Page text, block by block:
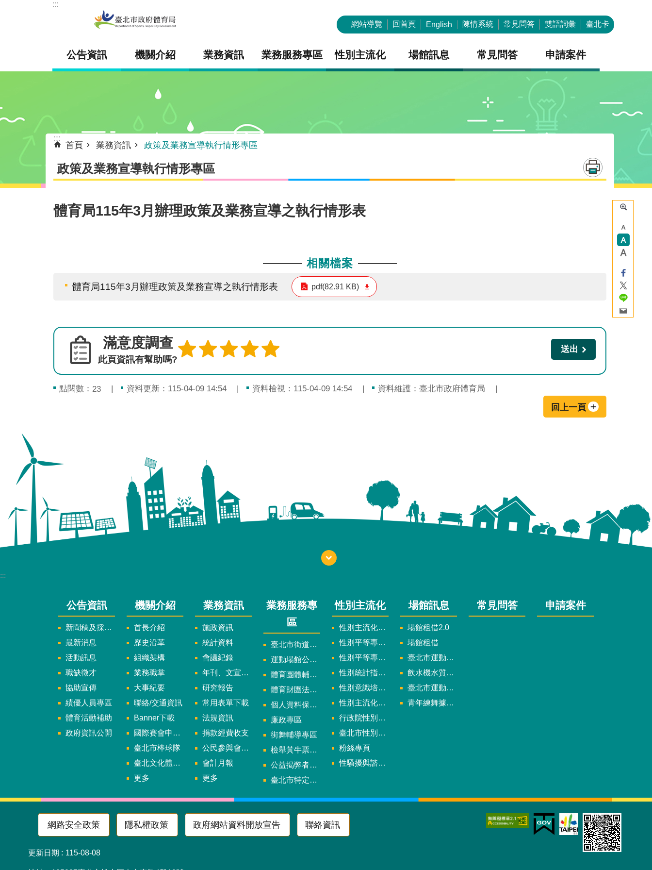
跳到主要內容區塊
:::
網站導覽 回首頁 English 陳情系統 常見問答 雙語詞彙 臺北卡
公告資訊 機關介紹 業務資訊 業務服務專區 性別主流化 場館訊息 常見問答 申請案件
:::
首頁 業務資訊 政策及業務宣導執行情形專區
政策及業務宣導執行情形專區
體育局115年3月辦理政策及業務宣導之執行情形表
相關檔案
體育局115年3月辦理政策及業務宣導之執行情形表 pdf(82.91 KB)
滿意度調查
此頁資訊有幫助嗎?
點閱數： 23 資料更新：115-04-09 14:54 資料檢視：115-04-09 14:54 資料維護：臺北市政府體育局
回上一頁
:::
公告資訊
新聞稿及採訪通知
最新消息
活動訊息
職缺徵才
協助宣傳
績優人員專區
體育活動補助
政府資訊公開
機關介紹
首長介紹
歷史沿革
組織架構
業務職掌
大事紀要
聯絡/交通資訊
Banner下載
國際賽會申辦暨籌辦小組
臺北市棒球隊
臺北文化體育園區
更多
業務資訊
施政資訊
統計資料
會議紀錄
年刊、文宣及出版品
研究報告
常用表單下載
法規資訊
捐款經費收支
公民參與會議資訊
會計月報
更多
業務服務專
區
臺北市街道遊戲申請專區
運動場館公司設立輔導專區
體育團體輔導訪視
體育財團法人/公益信託專區
個人資料保護專區
廉政專區
街舞輔導專區
檢舉黃牛票專區
公益揭弊者保護法專區
臺北市特定族群體適能指導證照參考名單申請認可計畫
性別主流化
性別主流化實施計畫暨細部計畫
性別平等專案小組委員名單
性別平等專案小組會議紀錄
性別統計指標及項目
性別意識培力、統計分析案、影響評估案
性別主流化年度成果報告
行政院性別平等會
臺北市性別平等辦公室
粉絲專頁
性騷擾與諮詢專區
場館訊息
場館租借2.0
場館租借
臺北市運動中心
飲水機水質檢驗報告
臺北市運動中心預約系統
青年練舞據點地圖
常見問答 申請案件
網路安全政策 隱私權政策 政府網站資料開放宣告 聯絡資訊
更新日期 115-08-08